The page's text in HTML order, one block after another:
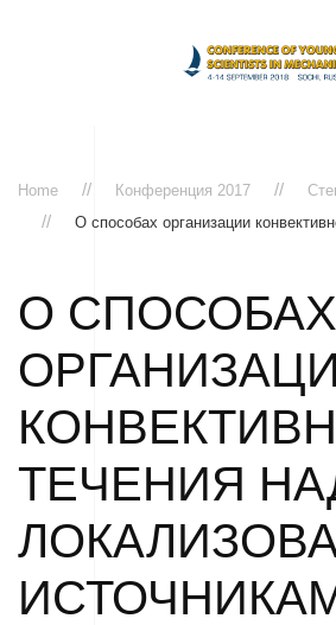
Home Конференция 2017
О способах организации
О СПОСОБАХ
ТЕЧЕНИЯ